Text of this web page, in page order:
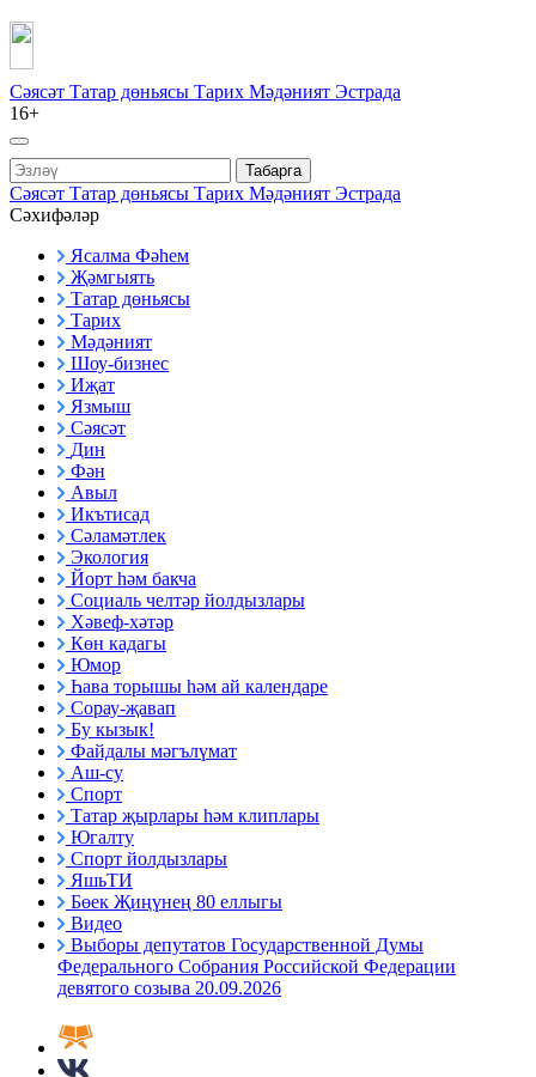
Сәясәт Татар дөньясы Тарих Мәдәният Эстрада
16+
Табарга
Сәясәт Татар дөньясы Тарих Мәдәният Эстрада
Сәхифәләр
Ясалма Фәһем
Җәмгыять
Татар дөньясы
Тарих
Мәдәният
Шоу-бизнес
Иҗат
Язмыш
Сәясәт
Дин
Фән
Авыл
Икътисад
Сәламәтлек
Экология
Йорт һәм бакча
Социаль челтәр йолдызлары
Хәвеф-хәтәр
Көн кадагы
Юмор
Һава торышы һәм ай календаре
Сорау-җавап
Бу кызык!
Файдалы мәгълүмат
Аш-су
Спорт
Татар җырлары һәм клиплары
Югалту
Спорт йолдызлары
ЯшьТИ
Бөек Җиңүнең 80 еллыгы
Видео
Выборы депутатов Государственной Думы
Федерального Собрания Российской Федерации
девятого созыва 20.09.2026